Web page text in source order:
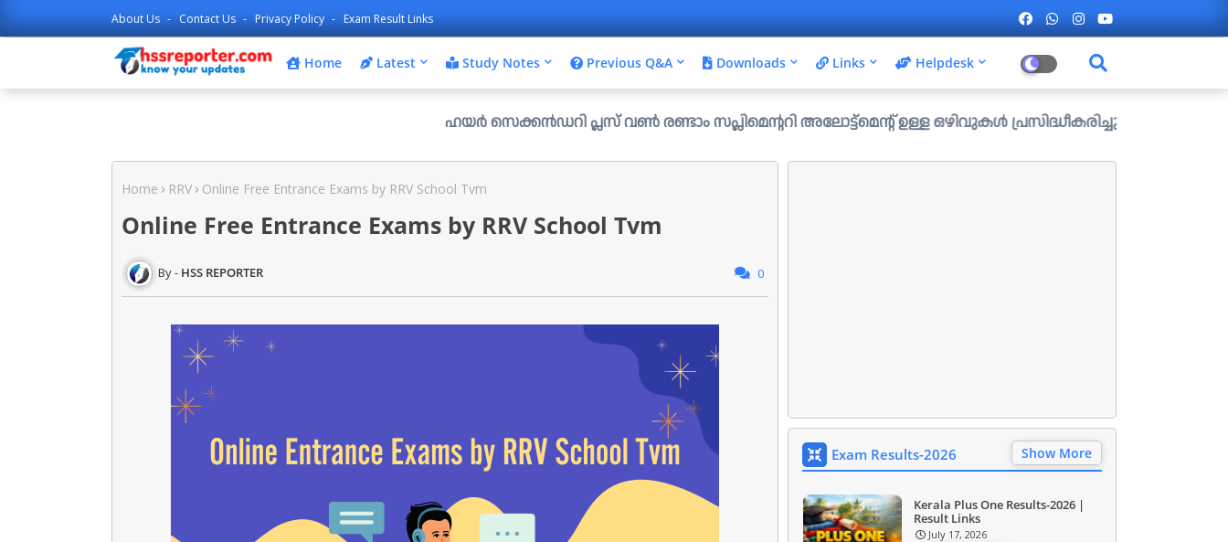
About Us Contact Us Privacy Policy Exam Result Links
Home Latest Study Notes Previous Q&A Downloads Links Helpdesk
ഹയർ സെക്കൻഡറി പ്ലസ് വൺ രണ്ടാം സപ്ലിമെന്ററി അലോട്ട്മെന്റ് ഉള്ള ഒഴിവുകൾ പ്രസിദ്ധീകരിച്ചു. ....ആഗസ്റ്റ് 1 ന് വൈകിട്ട്
Home RRV Online Free Entrance Exams by RRV School Tvm
Online Free Entrance Exams by RRV School Tvm
HSS REPORTER 0
Exam Results-2026 Show More
Kerala Plus One Results-2026 |
Result Links
July 17, 2026